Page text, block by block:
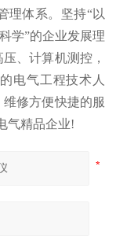
体系。坚持“以
学”的企业发展理
、计算机测控，
电气工程技术人
修方便快捷的服
气精品企业!